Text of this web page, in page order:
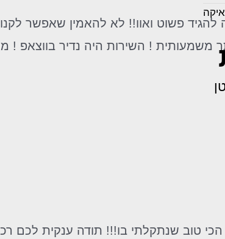
משמעותית ! השירות היה נדיר בווצאפ !
טוב שנתקלתי בו!!! תודה ענקית לכם